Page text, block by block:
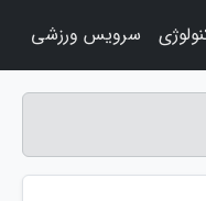
سرویس ورزشی